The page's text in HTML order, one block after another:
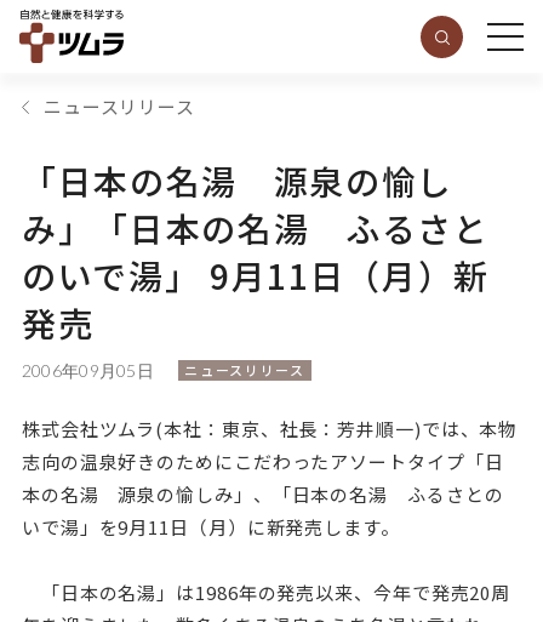
ニュースリリース
「日本の名湯 源泉の愉し
み」「日本の名湯 ふるさと
のいで湯」 9月11日（月）新
発売
2006年09月05日 ニュースリリース
株式会社ツムラ(本社：東京、社長：芳井順一)では、本物
志向の温泉好きのためにこだわったアソートタイプ「日
本の名湯 源泉の愉しみ」、「日本の名湯 ふるさとの
いで湯」を9月11日（月）に新発売します。
「日本の名湯」は1986年の発売以来、今年で発売20周